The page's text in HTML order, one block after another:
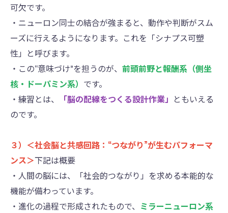
可欠です。
・ニューロン同士の結合が強まると、動作や判断がスム
ーズに行えるようになります。これを「シナプス可塑
性」と呼びます。
・この“意味づけ”を担うのが、 前頭前野と報酬系（側坐
核・ドーパミン系） です。
・練習とは、
「脳の配線をつくる設計作業」 ともいえる
のです。
３）＜社会脳と共感回路：“つながり”が生むパフォーマ
ンス＞下記は概要
・人間の脳には、「社会的つながり」を求める本能的な
機能が備わっています。
・進化の過程で形成されたもので、 ミラーニューロン系